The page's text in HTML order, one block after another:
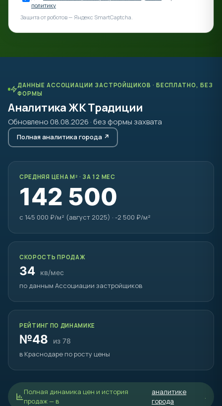
политику
Защита от роботов — Яндекс SmartCaptcha.
ДАННЫЕ АССОЦИАЦИИ ЗАСТРОЙЩИКОВ · БЕСПЛАТНО, БЕЗ
ФОРМЫ
Аналитика ЖК Традиции
Обновлено 08.08.2026 · без формы захвата
Полная аналитика города ↗
СРЕДНЯЯ ЦЕНА М² · ЗА 12 МЕС
142 500
с 145 000 ₽/м² (август 2025) · -2 500 ₽/м²
СКОРОСТЬ ПРОДАЖ
34 кв/мес
по данным Ассоциации застройщиков
РЕЙТИНГ ПО ДИНАМИКЕ
№48 из 78
в Краснодаре по росту цены
Полная динамика цен и история
продаж — в
аналитике
города
.